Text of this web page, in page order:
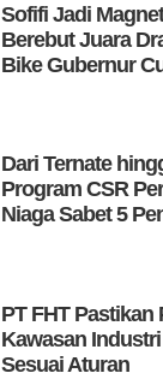
Sofifi Jadi
Berebut Juara
Bike Gubernur
Dari Ternate
Program CSR
Niaga Sabet 5
PT FHT Pastikan
Kawasan
Sesuai Aturan